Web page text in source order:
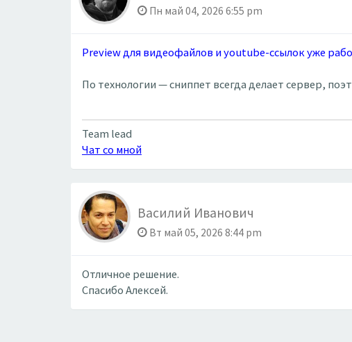
Пн май 04, 2026 6:55 pm
Preview для видеофайлов и youtube-ссылок уже
По технологии — сниппет всегда делает сервер,
Team lead
Чат со мной
Василий Иванович
Вт май 05, 2026 8:44 pm
Отличное решение.
Спасибо Алексей.